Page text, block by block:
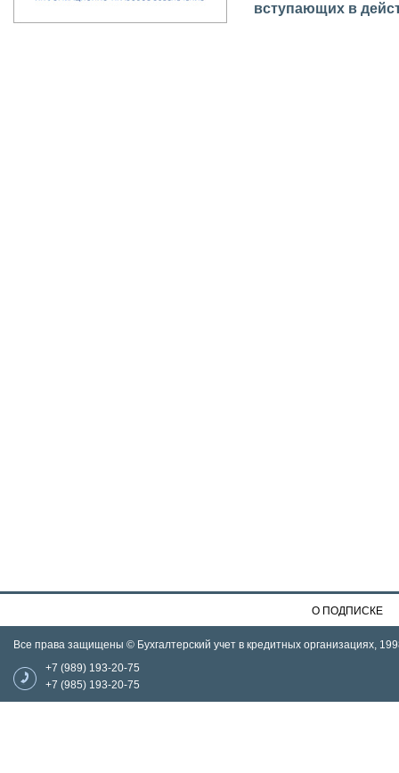
вступающих в
О ПОДПИСКЕ
Все права защищены © Бухгалтерский учет в кредитных организациях,
+7 (989) 193-20-75
+7 (985) 193-20-75